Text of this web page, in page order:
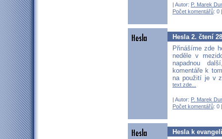
| Autor: P. Marek
Počet komentářů: 0
Hesla 2. čtení
Přinášíme zde
neděle v
napadnou
komentáře k
na použití je v
text zde...
| Autor: P. Marek
Počet komentářů: 0
Hesla k